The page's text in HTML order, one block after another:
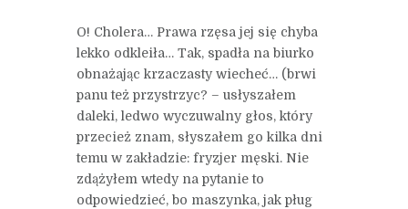
O! Cholera… Prawa rzęsa jej się chyba
lekko odkleiła… Tak, spadła na biurko
obnażając krzaczasty wiecheć… (brwi
panu też przystrzyc? – usłyszałem
daleki, ledwo wyczuwalny głos, który
przecież znam, słyszałem go kilka dni
temu w zakładzie: fryzjer męski. Nie
zdążyłem wtedy na pytanie to
odpowiedzieć, bo maszynka, jak pług